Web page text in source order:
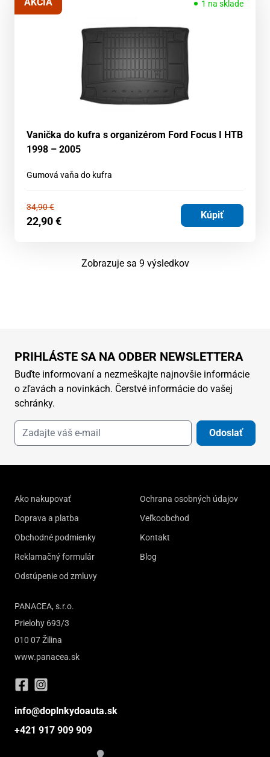
1 na sklade
Vanička do kufra s organizérom Ford Focus I HTB
1998 – 2005
Gumová vaňa do kufra
34,90€
22,90€ Kúpiť
Zobrazuje sa 9 výsledkovZoradené
PRIHLÁSTE SA NA ODBER NEWSLETTERA
Buďte informovaní a nezmeškajte najnovšie informácie
o zľavách a novinkách. Čerstvé informácie do vašej
schránky.
Odoslať
Ako nakupovať
Doprava a platba
Obchodné podmienky
Reklamačný formulár
Odstúpenie od zmluvy
Ochrana osobných údajov
Veľkoobchod
Kontakt
Blog
PANACEA, s.r.o.
Prielohy 693/3
010 07 Žilina
www.panacea.sk
info@doplnkydoauta.sk
+421 917 909 909